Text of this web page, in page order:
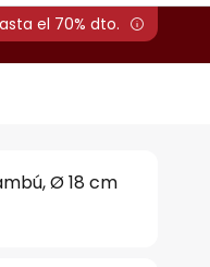
el 70% dto.
Ø 18 cm